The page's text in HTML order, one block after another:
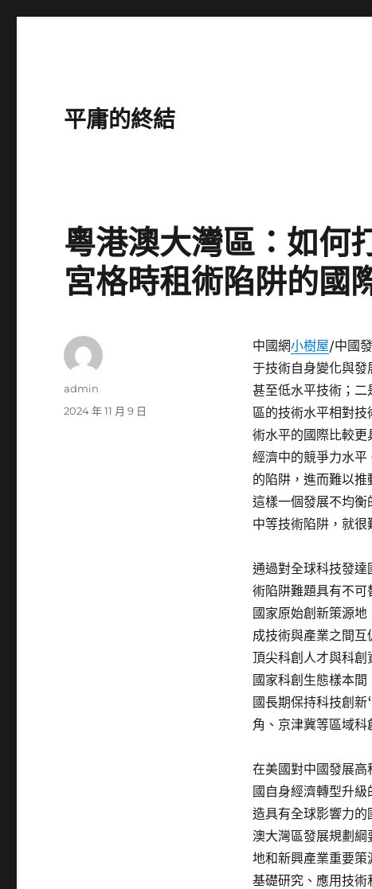
平庸的終結
粵港澳大灣區：如何
宮格時租術陷阱的國
中國網小樹屋/中國
于技術自身變化與
甚至低水平技術；
區的技術水平相對
術水平的國際比較
經濟中的競爭力水
的陷阱，進而難以
這樣一個發展不均
中等技術陷阱，就很
通過對全球科技發
術陷阱難題具有不
國家原始創新策源
成技術與產業之間
頂尖科創人才與科
國家科創生態樣本
國長期保持科技創
角、京津冀等區域科
在美國對中國發展
國自身經濟轉型升
造具有全球影響力
澳大灣區發展規劃
地和新興產業重要
基礎研究、應用技
作
admin
發
2024 年 11 月 9 日